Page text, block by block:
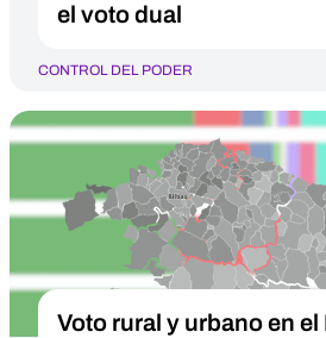
el voto dual
CONTROL DEL PODER
Voto rural y urbano en el